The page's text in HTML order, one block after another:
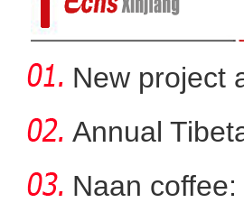
New project
Annual
Naan